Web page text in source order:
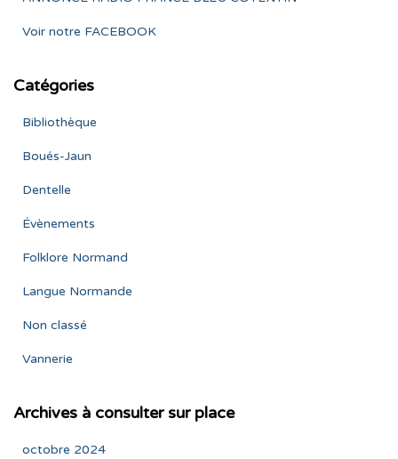
Voir notre FACEBOOK
Catégories
Bibliothèque
Boués-Jaun
Dentelle
Évènements
Folklore Normand
Langue Normande
Non classé
Vannerie
Archives à consulter sur place
octobre 2024